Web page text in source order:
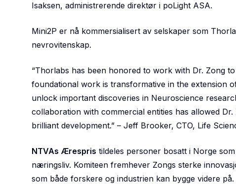
Isaksen, administrerende direktør i poLight ASA.
Mini2P er nå kommersialisert av selskaper som
nevrovitenskap.
“Thorlabs has been honored to work with Dr. Zong
foundational work is transformative in the extension
unlock important discoveries in Neuroscience
collaboration with commercial entities has allowed
brilliant development.” – Jeff Brooker, CTO, Life
NTVAs Ærespris tildeles personer bosatt i Norge
næringsliv. Komiteen fremhever Zongs sterke
som både forskere og industrien kan bygge videre på.